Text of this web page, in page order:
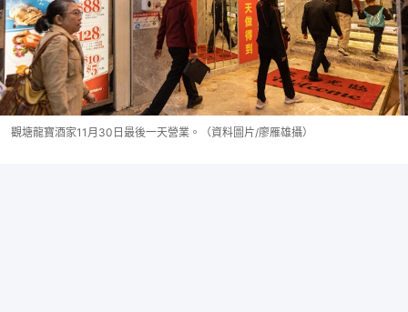
觀塘龍寶酒家11月30日最後一天營業。（資料圖片/廖雁雄攝）